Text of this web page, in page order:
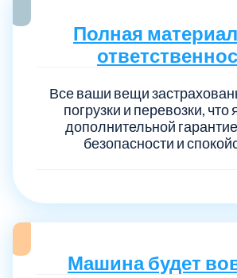
Полная
Все ваши вещи
погрузки и перевозки, что
дополнительной
безопасности и
Машина будет
Балашиха
Волоколамский
Воскресенский